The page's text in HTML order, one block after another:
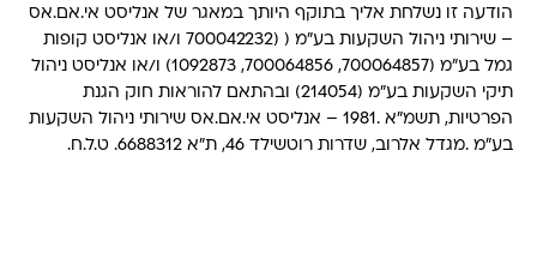
הודעה זו נשלחת אליך בתוקף היותך במאגר של אנליסט אי.אם.אס
– שירותי ניהול השקעות בע”מ ( (700042232 ו/או אנליסט קופות
גמל בע"מ (700064857, 700064856, 1092873) ו/או אנליסט ניהול
תיקי השקעות בע"מ (214054) ובהתאם להוראות חוק הגנת
הפרטיות, תשמ”א .1981 – אנליסט אי.אם.אס שירותי ניהול השקעות
בע”מ .מגדל אלרוב, שדרות רוטשילד 46, ת"א 6688312. ט.ל.ח.